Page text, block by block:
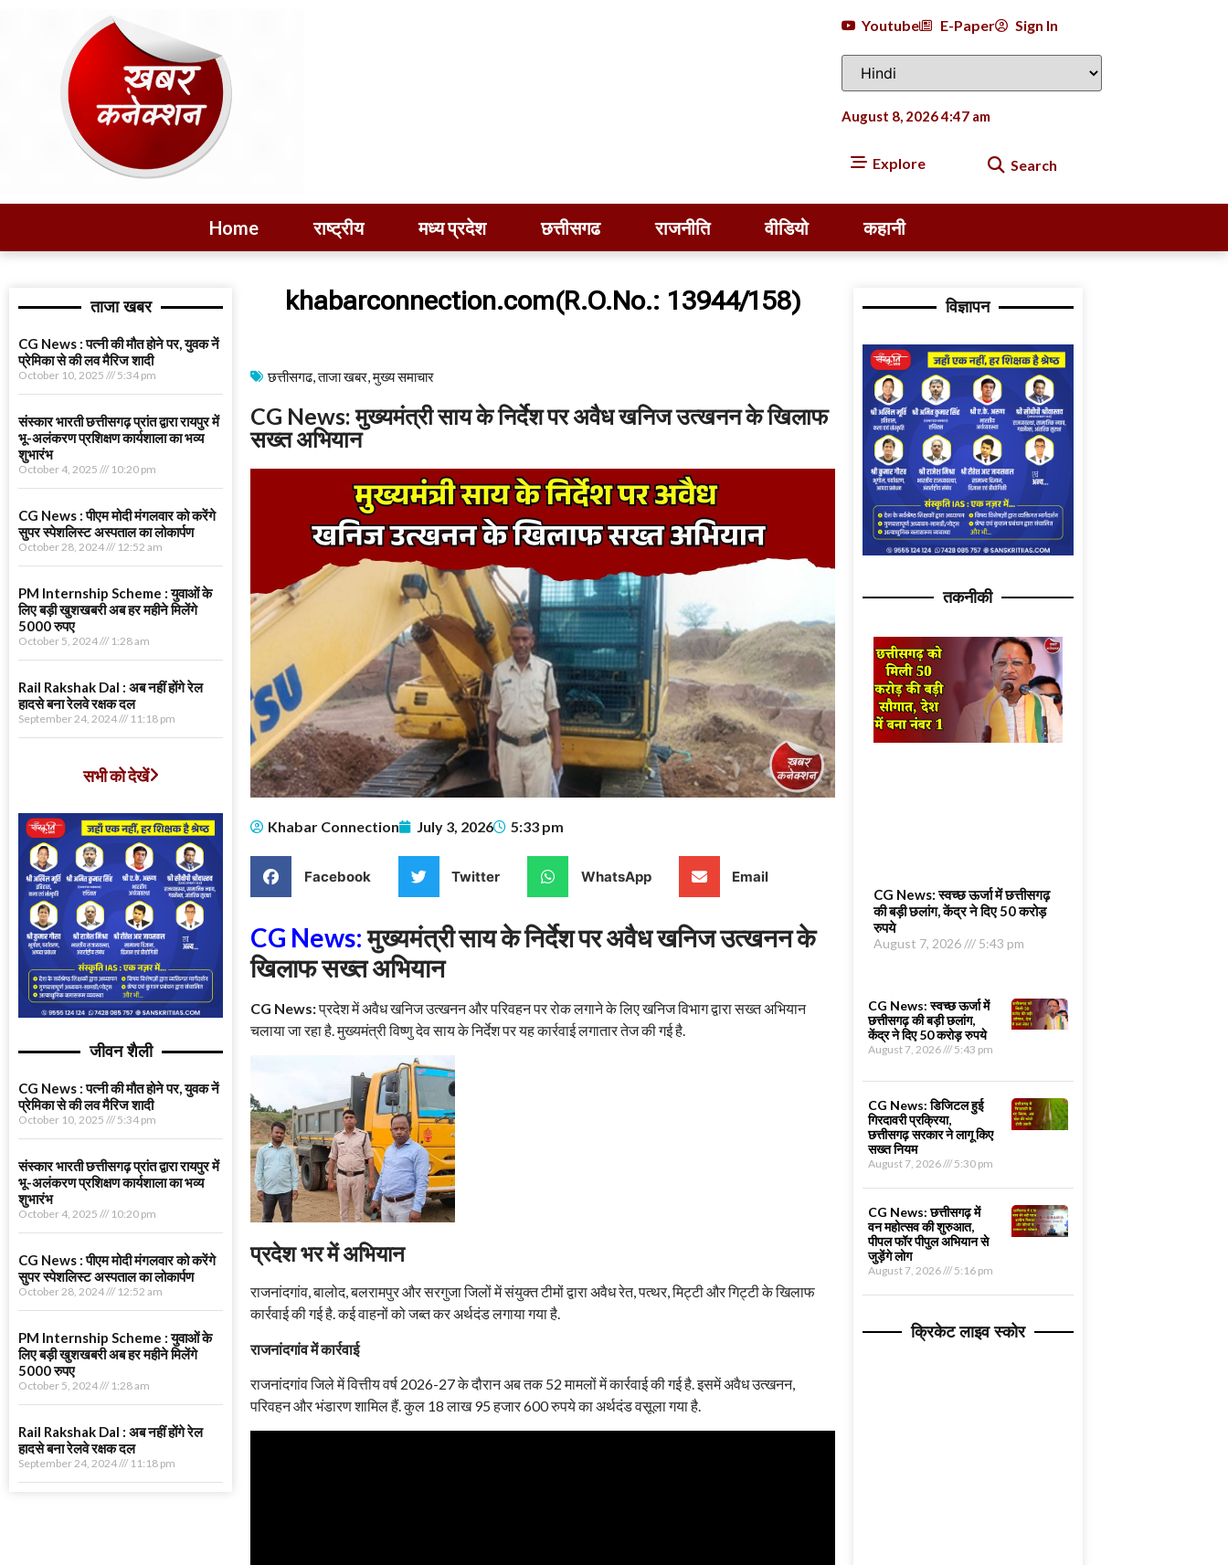
Youtube E-Paper Sign In
August 8, 2026 4:47 am
Explore Search
Home राष्ट्रीय मध्य प्रदेश छत्तीसगढ राजनीति वीडियो कहानी
ताजा खबर
CG News : पत्नी की मौत होने पर, युवक नें
प्रेमिका से की लव मैरिज शादी
October 10, 2025 5:34 pm
संस्कार भारती छत्तीसगढ़ प्रांत द्वारा रायपुर में
भू-अलंकरण प्रशिक्षण कार्यशाला का भव्य
शुभारंभ
October 4, 2025 10:20 pm
CG News : पीएम मोदी मंगलवार को करेंगे
सुपर स्पेशलिस्ट अस्पताल का लोकार्पण
October 28, 2024 12:52 am
PM Internship Scheme : युवाओं के
लिए बड़ी खुशखबरी अब हर महीने मिलेंगे
5000 रुपए
October 5, 2024 1:28 am
Rail Rakshak Dal : अब नहीं होंगे रेल
हादसे बना रेलवे रक्षक दल
September 24, 2024 11:18 pm
सभी को देखें
जीवन शैली
CG News : पत्नी की मौत होने पर, युवक नें
प्रेमिका से की लव मैरिज शादी
October 10, 2025 5:34 pm
संस्कार भारती छत्तीसगढ़ प्रांत द्वारा रायपुर में
भू-अलंकरण प्रशिक्षण कार्यशाला का भव्य
शुभारंभ
October 4, 2025 10:20 pm
CG News : पीएम मोदी मंगलवार को करेंगे
सुपर स्पेशलिस्ट अस्पताल का लोकार्पण
October 28, 2024 12:52 am
PM Internship Scheme : युवाओं के
लिए बड़ी खुशखबरी अब हर महीने मिलेंगे
5000 रुपए
October 5, 2024 1:28 am
Rail Rakshak Dal : अब नहीं होंगे रेल
हादसे बना रेलवे रक्षक दल
September 24, 2024 11:18 pm
khabarconnection.com(R.O.No.: 13944/158)
छत्तीसगढ,ताजा खबर,मुख्य समाचार​
CG News: मुख्यमंत्री साय के निर्देश पर अवैध खनिज उत्खनन के खिलाफ
सख्त अभियान
Khabar Connection July 3, 2026 5:33 pm
Facebook Twitter WhatsApp Email
CG News:मुख्यमंत्री साय के निर्देश पर अवैध खनिज उत्खनन के
खिलाफ सख्त अभियान
CG News:प्रदेश में अवैध खनिज उत्खनन और परिवहन पर रोक लगाने के लिए खनिज विभाग द्वारा सख्त अभियान
चलाया जा रहा है. मुख्यमंत्री विष्णु देव साय के निर्देश पर यह कार्रवाई लगातार तेज की गई है.
प्रदेश भर में अभियान
राजनांदगांव, बालोद, बलरामपुर और सरगुजा जिलों में संयुक्त टीमों द्वारा अवैध रेत, पत्थर, मिट्टी और गिट्टी के खिलाफ
कार्रवाई की गई है. कई वाहनों को जब्त कर अर्थदंड लगाया गया है.
राजनांदगांव में कार्रवाई
राजनांदगांव जिले में वित्तीय वर्ष 2026-27 के दौरान अब तक 52 मामलों में कार्रवाई की गई है. इसमें अवैध उत्खनन,
परिवहन और भंडारण शामिल हैं. कुल 18 लाख 95 हजार 600 रुपये का अर्थदंड वसूला गया है.
विज्ञापन
तकनीकी
CG News: स्वच्छ ऊर्जा में छत्तीसगढ़
की बड़ी छलांग, केंद्र ने दिए 50 करोड़
रुपये
August 7, 2026 5:43 pm
CG News: स्वच्छ ऊर्जा में
छत्तीसगढ़ की बड़ी छलांग,
केंद्र ने दिए 50 करोड़ रुपये
August 7, 2026 5:43 pm
CG News: डिजिटल हुई
गिरदावरी प्रक्रिया,
छत्तीसगढ़ सरकार ने लागू किए
सख्त नियम
August 7, 2026 5:30 pm
CG News: छत्तीसगढ़ में
वन महोत्सव की शुरुआत,
पीपल फॉर पीपुल अभियान से
जुड़ेंगे लोग
August 7, 2026 5:16 pm
क्रिकेट लाइव स्कोर